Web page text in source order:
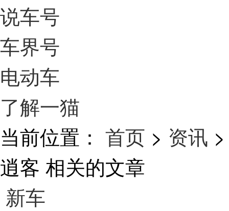
说车号
车界号
电动车
了解一猫
当前位置： 首页 > 资讯 >
逍客 相关的文章
新车